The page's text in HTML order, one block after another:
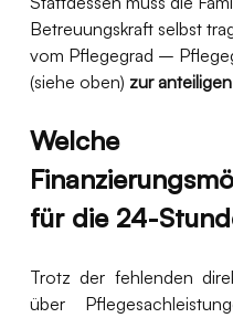
Betreuungskraft selbst
vom Pflegegrad –
(siehe oben) zur
Welche
für die 24-
Trotz der fehlenden
über